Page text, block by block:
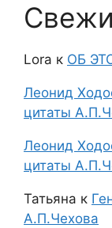
Lora к ОБ
Леонид
цитаты
Леонид
цитаты
Татьяна к
А.П.Чехова